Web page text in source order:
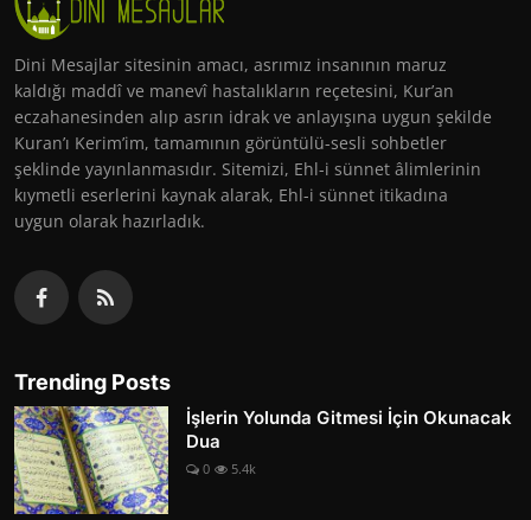
Dini Mesajlar sitesinin amacı, asrımız insanının maruz
kaldığı maddî ve manevî hastalıkların reçetesini, Kur’an
eczahanesinden alıp asrın idrak ve anlayışına uygun şekilde
Kuran’ı Kerim’im, tamamının görüntülü-sesli sohbetler
şeklinde yayınlanmasıdır. Sitemizi, Ehl-i sünnet âlimlerinin
kıymetli eserlerini kaynak alarak, Ehl-i sünnet itikadına
uygun olarak hazırladık.
Trending Posts
İşlerin Yolunda Gitmesi İçin Okunacak
Dua
0 5.4k